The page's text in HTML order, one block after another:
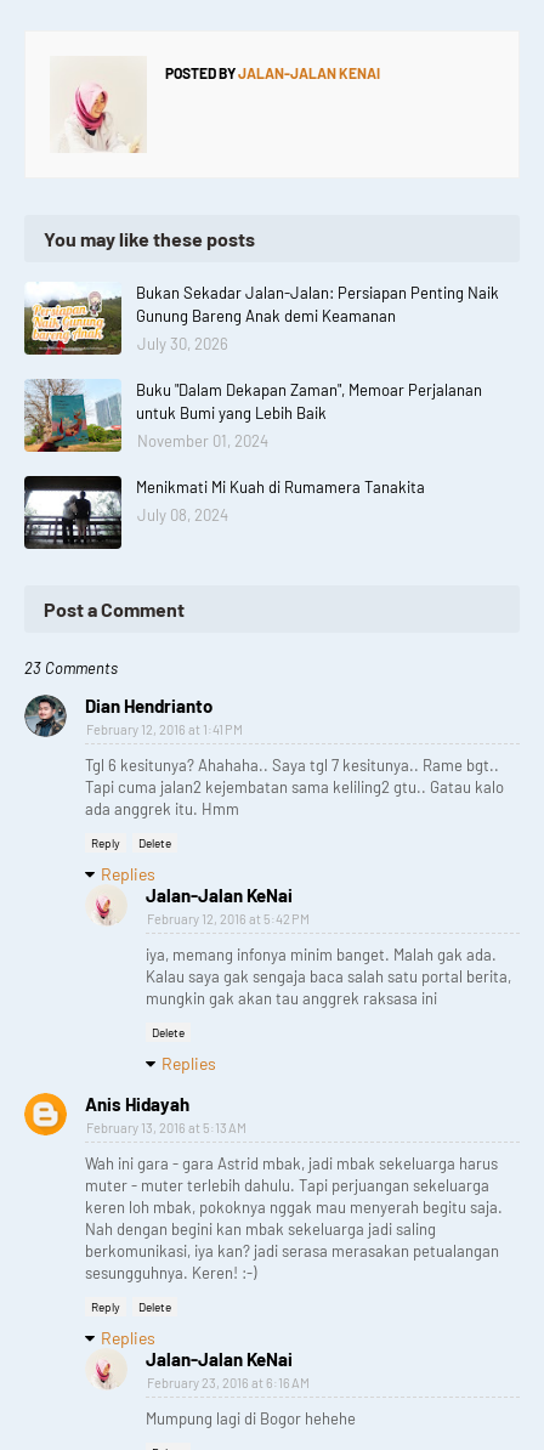
POSTED BYJALAN-JALAN KENAI
You may like these posts
Bukan Sekadar Jalan-Jalan: Persiapan Penting Naik
Gunung Bareng Anak demi Keamanan
July 30, 2026
Buku "Dalam Dekapan Zaman", Memoar Perjalanan
untuk Bumi yang Lebih Baik
November 01, 2024
Menikmati Mi Kuah di Rumamera Tanakita
July 08, 2024
Post a Comment
23 Comments
Dian Hendrianto
February 12, 2016 at 1:41 PM
Tgl 6 kesitunya? Ahahaha.. Saya tgl 7 kesitunya.. Rame bgt..
Tapi cuma jalan2 kejembatan sama keliling2 gtu.. Gatau kalo
ada anggrek itu. Hmm
Reply Delete
Replies
Jalan-Jalan KeNai
February 12, 2016 at 5:42 PM
iya, memang infonya minim banget. Malah gak ada.
Kalau saya gak sengaja baca salah satu portal berita,
mungkin gak akan tau anggrek raksasa ini
Delete
Replies
Anis Hidayah
February 13, 2016 at 5:13 AM
Wah ini gara - gara Astrid mbak, jadi mbak sekeluarga harus
muter - muter terlebih dahulu. Tapi perjuangan sekeluarga
keren loh mbak, pokoknya nggak mau menyerah begitu saja.
Nah dengan begini kan mbak sekeluarga jadi saling
berkomunikasi, iya kan? jadi serasa merasakan petualangan
sesungguhnya. Keren! :-)
Reply Delete
Replies
Jalan-Jalan KeNai
February 23, 2016 at 6:16 AM
Mumpung lagi di Bogor hehehe